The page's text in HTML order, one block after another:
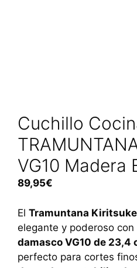
Cuchillo
VG10 Madera
89,95€
El Tramuntana Kiritsuke
elegante y poderoso con
damasco VG10 de 23,4
perfecto para cortes